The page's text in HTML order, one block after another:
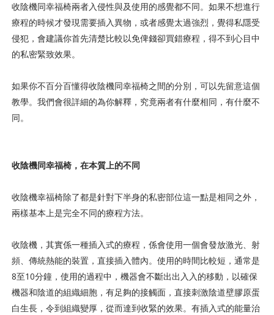
收陰機同幸福椅兩者入侵性與及使用的感覺都不同。如果不想進行
療程的時候才發現需要插入異物，或者感覺太過強烈，覺得私隱受
侵犯，會建議你首先清楚比較以免俾錢卻買錯療程，得不到心目中
的私密緊致效果。
如果你不百分百懂得收陰機同幸福椅之間的分別，可以先留意這個
教學。我們會很詳細的為你解釋，究竟兩者有什麼相同，有什麼不
同。
收陰機同幸福椅，在本質上的不同
收陰機幸福椅除了都是針對下半身的私密部位這一點是相同之外，
兩樣基本上是完全不同的療程方法。
收陰機，其實係一種插入式的療程，係會使用一個會發放激光、射
頻、傳統熱能的裝置，直接插入體內。使用的時間比較短，通常是
8至10分鐘，使用的過程中，機器會不斷出出入入的移動，以確保
機器和陰道的組織細胞，有足夠的接觸面，直接刺激陰道壁膠原蛋
白生長，令到組織變厚，從而達到收緊的效果。有插入式的能量治